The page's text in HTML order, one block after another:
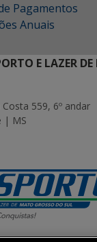
Pagamentos
Anuais
E LAZER
559, 6º andar
| MS